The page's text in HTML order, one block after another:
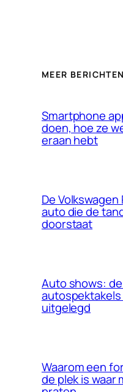
MEER BERICHTEN
Smartphone
doen, hoe ze
eraan hebt
De
auto die de
doorstaat
Auto shows:
uitgelegd
Waarom een
de plek is waar